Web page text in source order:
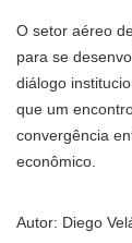
O setor aéreo
para se
diálogo
que um
convergência
econômico.
Autor: Diego